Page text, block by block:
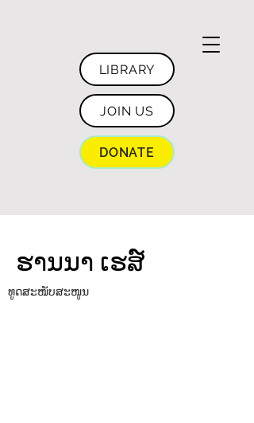
LIBRARY
JOIN US
DONATE
ຮານນາ ເຮສ໌
ທູດສະໜັບສະໜູນ